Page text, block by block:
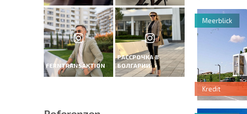
FERNTRANSAKTION
РАССРОЧКА В
БОЛГАРИИ
Kredit
Meerblick